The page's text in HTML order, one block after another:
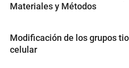
Materiales y Métodos
Modificación de los grupos
celular